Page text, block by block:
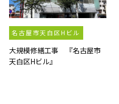
名古屋市天白区Hビル
大規模修繕工事 『名古屋市
天白区Hビル』